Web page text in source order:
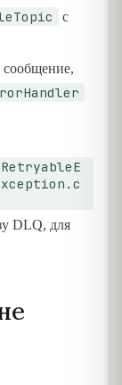
с
сообщение,
DLQ, для